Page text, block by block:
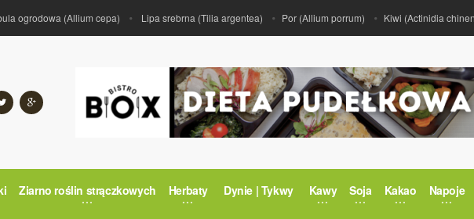
ogrodowa (Allium cepa) Lipa srebrna (Tilia argentea) Por (Allium porrum) Kiwi (Actinidia chinensis)
Ziarno roślin strączkowych Herbaty Dynie | Tykwy Kawy Soja Kakao Napoje